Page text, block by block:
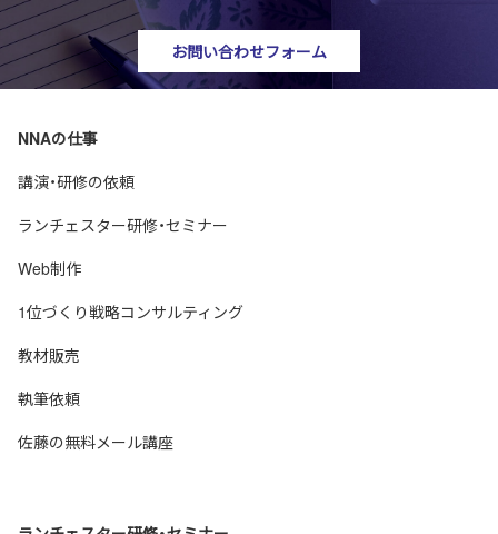
お問い合わせフォーム
NNAの仕事
講演・研修の依頼
ランチェスター研修・セミナー
Web制作
1位づくり戦略コンサルティング
教材販売
執筆依頼
佐藤の無料メール講座